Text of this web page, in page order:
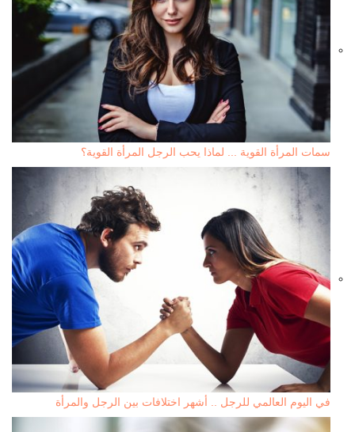
سمات المرأة القوية ... لماذا يحب الرجل المرأة القوية؟
في اليوم العالمي للرجل .. أشهر اختلافات بين الرجل والمرأة